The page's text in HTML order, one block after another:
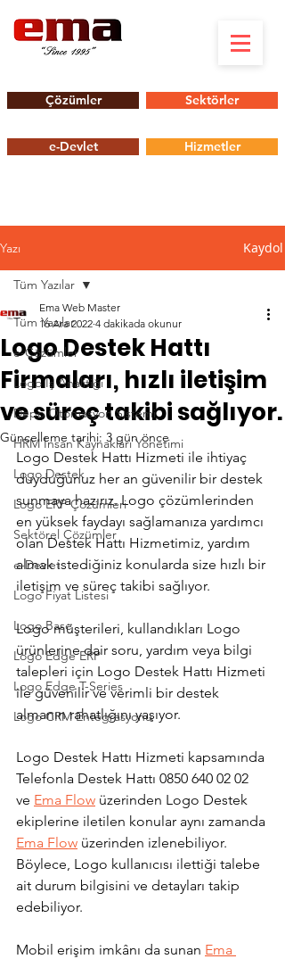
Çözümler Sektörler
e-Devlet Hizmetler
Yazı Kaydol
Tüm Yazılar
e-Çözümler
Logo İş Analitiği
Depo Otomasyon Sistemi
HRM İnsan Kaynakları Yönetimi
Logo Destek
Logo ERP Çözümleri
Sektörel Çözümler
e-Devlet
Logo Fiyat Listesi
Logo Base
Logo Edge ERP
Logo Edge T-Series
Logo CRM Entegrasyonu
Tüm Yazılar
Logo Destek Hattı
Firmaları, hızlı iletişim
ve süreç takibi sağlıyor.
Ema Web Master
16 Ara 2022 4 dakikada okunur
Güncelleme tarihi: 3 gün önce
Logo Destek Hattı Hizmeti ile ihtiyaç
duyduğunuz her an güvenilir bir destek
sunmaya hazırız. Logo çözümlerinden
en yüksek faydayı sağlamanıza yardımcı
olan Destek Hattı Hizmetimiz, yardım
almak istediğiniz konularda size hızlı bir
iletişim ve süreç takibi sağlıyor.
Logo müşterileri, kullandıkları Logo
ürünlerine dair soru, yardım veya bilgi
talepleri için Logo Destek Hattı Hizmeti
ile güvenilir ve verimli bir destek
almanın rahatlığını yaşıyor.
Logo Destek Hattı Hizmeti kapsamında
Telefonla Destek Hattı 0850 640 02 02
ve Ema Flow üzerinden Logo Destek
ekiplerine iletilen konular aynı zamanda
Ema Flow üzerinden izlenebiliyor.
Böylece, Logo kullanıcısı ilettiği talebe
ait durum bilgisini ve detayları takip
edebiliyor.
Mobil erişim imkânı da sunan Ema